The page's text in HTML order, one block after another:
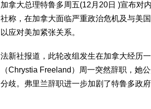
加拿大总理特鲁多周五(12月20日 )宣布对
社称，在加拿大面临严重政治危机及与美
以应对美加紧张关系。
法新社报道，此轮改组发生在加拿大经历
（Chrystia Freeland）周一突然辞职，她
分歧。弗里兰辞职进一步加剧了特鲁多政